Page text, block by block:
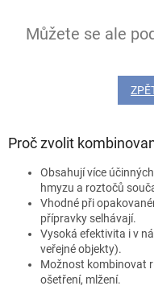
Můžete se ale
Proč zvolit
Obsahují více
hmyzu a roztočů
Vhodné při
přípravky selhávají.
Vysoká efektivita i v
veřejné objekty).
Možnost kombinovat
ošetření, mlžení.